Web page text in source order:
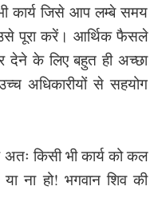
कार्य जिसे आप लम्बे समय
पूरा करें। आर्थिक फैसले
देने के लिए बहुत ही अच्छा
अधिकारीयों से सहयोग
किसी भी कार्य को कल
ना हो! भगवान शिव की